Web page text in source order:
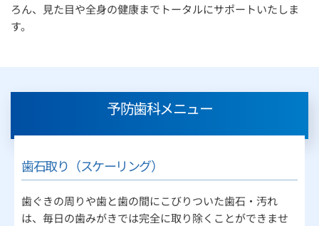
ろん、見た目や全身の健康までトータルにサポートいたしま
す。
予防歯科メニュー
歯石取り（スケーリング）
歯ぐきの周りや歯と歯の間にこびりついた歯石・汚れ
は、毎日の歯みがきでは完全に取り除くことができませ